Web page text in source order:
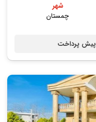
شهر
چمستان
پیش پرداخت